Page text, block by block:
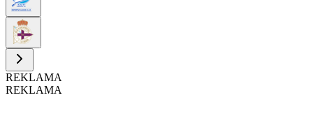
REKLAMA
REKLAMA